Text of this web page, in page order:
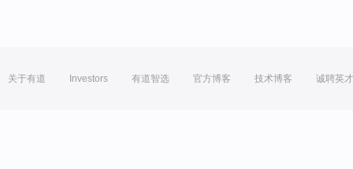
关于有道 Investors 有道智选 官方博客 技术博客 诚聘英才